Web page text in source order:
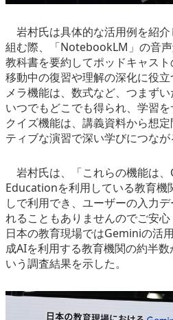
岩村氏は具体的な活用例を紹介
組む際、「NotebookLM」の音
教科書を要約してポッドキャスト
移動中の復習や理解の深化に役
メラ機能は、数式など、つまず
いつでもどこでも得られ、学習
クイズ機能は、講義資料から想
ティブな演習で深い学びにつなが
岩村氏は、「これらの機能は
Educationを利用している教育機
しで利用でき、ユーザーの入力
れることもありませんのでご安心
日本の教育現場ではGeminiの活
成AIを利用する教育機関の約半
いう調査結果を示した。